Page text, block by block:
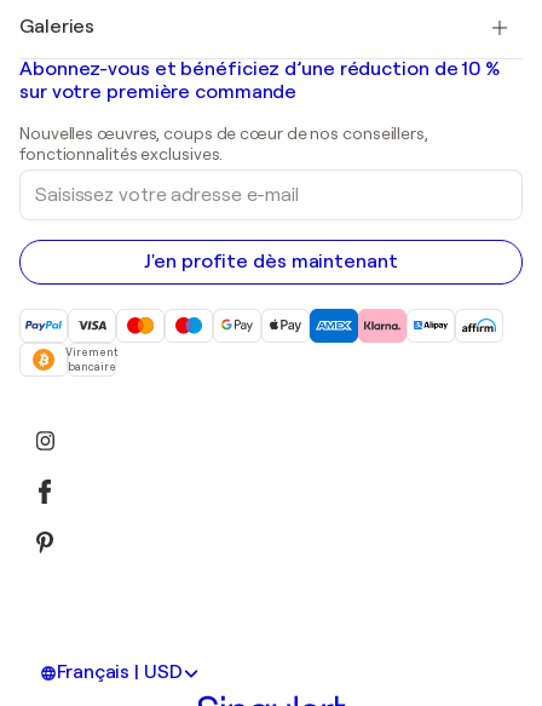
Banksy
Mr. Brainwash
Shepard Fairey
Tableaux abstraits à vendre
Peintures de paysage
Estampes
Peintures acryliques
Galeries
Galeries d'art en France
Galeries d'art en Belgique
Abonnez-vous et bénéficiez d’une réduction de 10 %
sur votre première commande
Nouvelles œuvres, coups de cœur de nos conseillers,
fonctionnalités exclusives.
Saisissez
votre
adresse
e-
mail
J'en profite dès maintenant
Virement
bancaire
Français | USD